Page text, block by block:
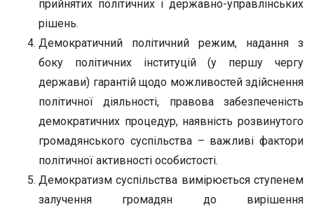
прийнятих політичних і державно-управлінських
рішень.
Демократичний політичний режим, надання з
боку політичних інституцій (у першу чергу
держави) гарантій щодо можливостей здійснення
політичної діяльності, правова забезпеченість
демократичних процедур, наявність розвинутого
громадянського суспільства – важливі фактори
політичної активності особистості.
Демократизм суспільства вимірюється ступенем
залучення громадян до вирішення